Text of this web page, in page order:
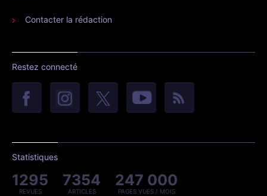
Contacter la rédaction
Restez connecté
Statistiques
1295
REVUES
7354
ARTICLES
247 000
PAGES VUES / MOIS